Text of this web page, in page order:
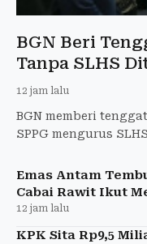
BGN Beri
Tanpa SLHS
12 jam lalu
BGN memberi
SPPG mengurus
Emas Antam
Cabai Rawit Ikut
12 jam lalu
KPK Sita Rp9,5